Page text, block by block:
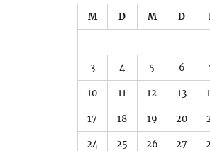
M D M D
3 4 5 6
10 11 12 13
17 18 19 20
24 25 26 27